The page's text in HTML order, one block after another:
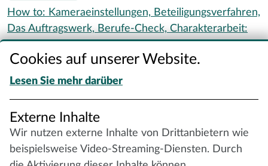
How to: Kameraeinstellungen, Beteiligungsverfahren,
Das Auftragswerk, Berufe-Check, Charakterarbeit:
Steckbrief,Erinnerungskiste,How to: Filmmusik,
Körperliche Darstellungsformen,Porträtier mich und
dich!,Standbild, Wie kommunizierst du denn?
Gut und Böse,Held:innen
BEGLEITMATERIAL
Cookies auf unserer Website.
Lesen Sie mehr darüber
Externe Inhalte
Wir nutzen externe Inhalte von Drittanbietern wie
beispielsweise Video-Streaming-Diensten. Durch